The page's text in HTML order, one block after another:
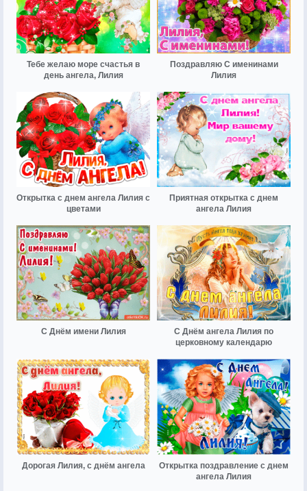
Тебе желаю море счастья в
день ангела, Лилия
Поздравляю С именинами
Лилия
Открытка с днем ангела Лилия с
цветами
Приятная открытка с днем
ангела Лилия
С Днём имени Лилия
С Днём ангела Лилия по
церковному календарю
Дорогая Лилия, с днём ангела
Открытка поздравление с днем
ангела Лилия